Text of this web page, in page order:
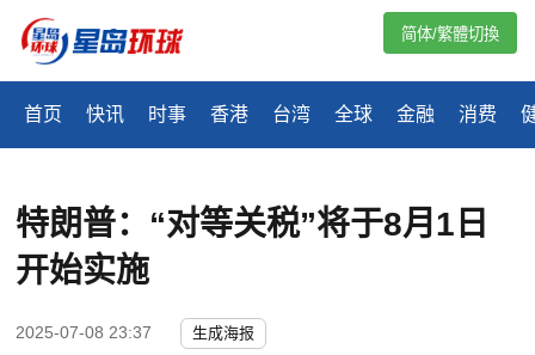
首页 快讯 时事 香港 台湾 全球 金融 消费
简体/繁體切換
特朗普：“对等关税”将于8月1日
开始实施
2025-07-08 23:37 生成海报